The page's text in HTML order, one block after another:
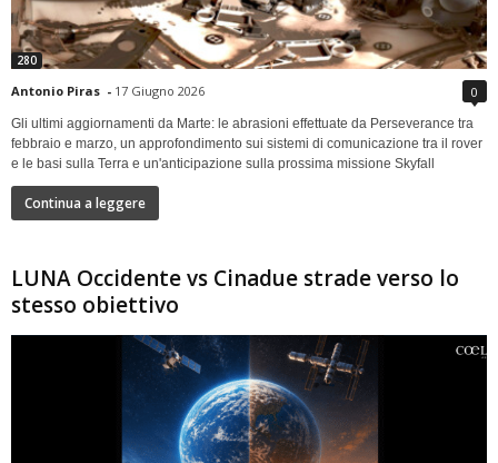
280
Antonio Piras - 17 Giugno 2026 0
Gli ultimi aggiornamenti da Marte: le abrasioni effettuate da Perseverance tra
febbraio e marzo, un approfondimento sui sistemi di comunicazione tra il rover
e le basi sulla Terra e un'anticipazione sulla prossima missione Skyfall
Continua a leggere
LUNA Occidente vs Cinadue strade verso lo
stesso obiettivo